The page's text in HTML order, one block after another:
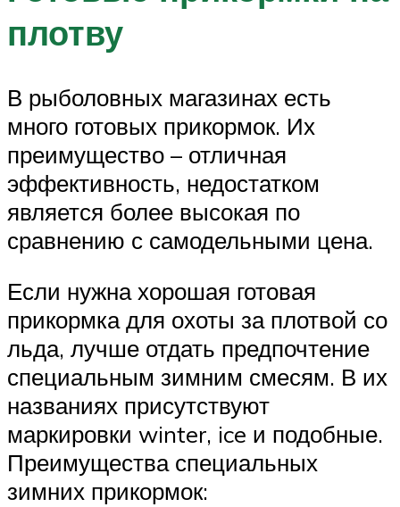
плотву
В рыболовных магазинах есть
много готовых прикормок. Их
преимущество – отличная
эффективность, недостатком
является более высокая по
сравнению с самодельными цена.
Если нужна хорошая готовая
прикормка для охоты за плотвой со
льда, лучше отдать предпочтение
специальным зимним смесям. В их
названиях присутствуют
маркировки winter, ice и подобные.
Преимущества специальных
зимних прикормок: